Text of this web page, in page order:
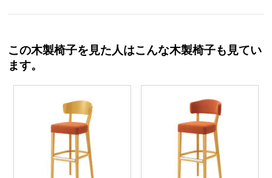
この木製椅子を見た人はこんな木製椅子も見てい
ます。